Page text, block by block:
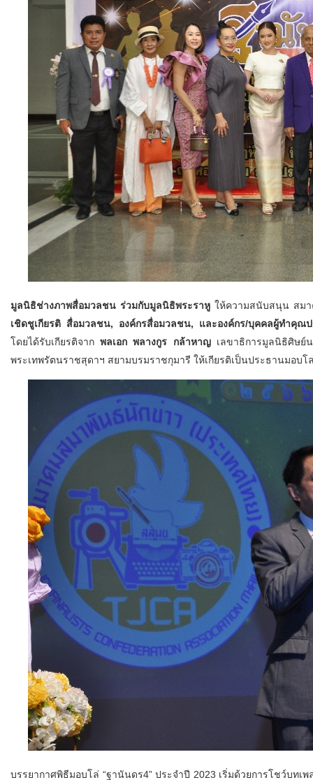
มูลนิธิช่างภาพสื่อมวลชน ร่วมกับมูลนิธิพระราหูให้ความสนับสนุน สมา
เชิดชูเกียรติ สื่อมวลชน, องค์กรสื่อมวลชน, และองค์กร/บุคคลผู้ทำคุณ
โดยได้รับเกียรติจากพลเอก พลางกูร กล้าหาญเลขาธิการมูลนิธิศิษย์น
พระเทพรัตนราชสุดาฯ สยามบรมราชกุมารี ให้เกียรติเป็นประธานมอ
บรรยากาศพิธีมอบโล่ “ฐานันดร4” ประจำปี 2023 เริ่มด้วยการโชว์บทเ